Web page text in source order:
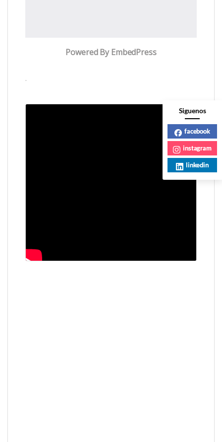
Powered By EmbedPress
.
Siguenos
facebook
instagram
linkedin